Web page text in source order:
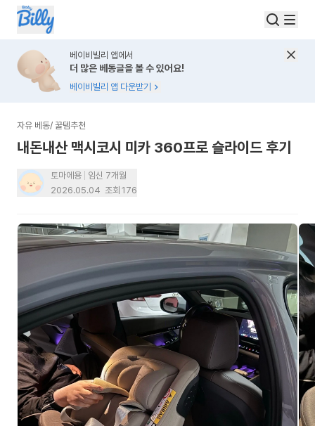
베이비빌리 앱에서
더 많은 베동글을 볼 수 있어요!
베이비빌리 앱 다운받기
자유 베동/ 꿀템추천
내돈내산 맥시코시 미카 360프로 슬라이드 후기
토마에용
임신 7개월
2026.05.04 조회 176